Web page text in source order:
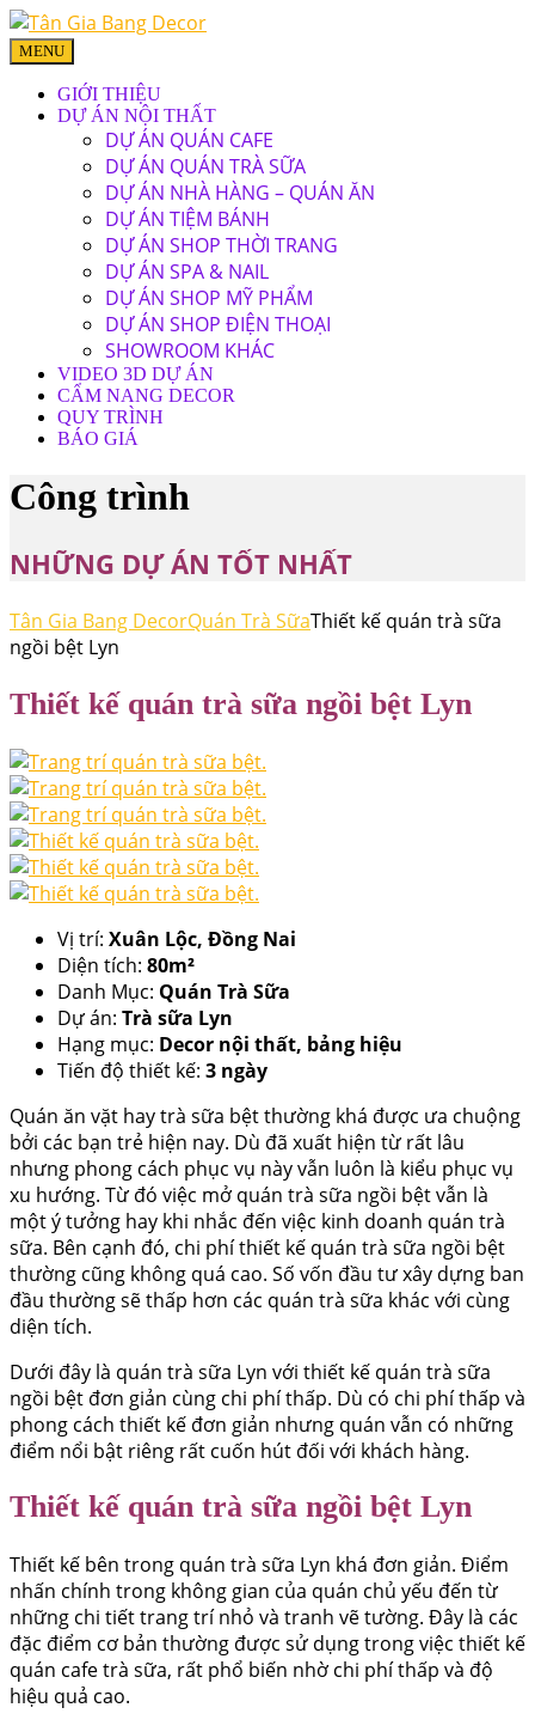
MENU
GIỚI THIỆU
DỰ ÁN NỘI THẤT
DỰ ÁN QUÁN CAFE
DỰ ÁN QUÁN TRÀ SỮA
DỰ ÁN NHÀ HÀNG – QUÁN ĂN
DỰ ÁN TIỆM BÁNH
DỰ ÁN SHOP THỜI TRANG
DỰ ÁN SPA & NAIL
DỰ ÁN SHOP MỸ PHẨM
DỰ ÁN SHOP ĐIỆN THOẠI
SHOWROOM KHÁC
VIDEO 3D DỰ ÁN
CẨM NANG DECOR
QUY TRÌNH
BÁO GIÁ
Công trình
NHỮNG DỰ ÁN TỐT NHẤT
Tân Gia Bang DecorQuán Trà SữaThiết kế quán trà sữa
ngồi bệt Lyn
Thiết kế quán trà sữa ngồi bệt Lyn
Vị trí: Xuân Lộc, Đồng Nai
Diện tích: 80m²
Danh Mục: Quán Trà Sữa
Dự án: Trà sữa Lyn
Hạng mục: Decor nội thất, bảng hiệu
Tiến độ thiết kế: 3 ngày
Quán ăn vặt hay trà sữa bệt thường khá được ưa chuộng
bởi các bạn trẻ hiện nay. Dù đã xuất hiện từ rất lâu
nhưng phong cách phục vụ này vẫn luôn là kiểu phục vụ
xu hướng. Từ đó việc mở quán trà sữa ngồi bệt vẫn là
một ý tưởng hay khi nhắc đến việc kinh doanh quán trà
sữa. Bên cạnh đó, chi phí thiết kế quán trà sữa ngồi bệt
thường cũng không quá cao. Số vốn đầu tư xây dựng ban
đầu thường sẽ thấp hơn các quán trà sữa khác với cùng
diện tích.
Dưới đây là quán trà sữa Lyn với thiết kế quán trà sữa
ngồi bệt đơn giản cùng chi phí thấp. Dù có chi phí thấp và
phong cách thiết kế đơn giản nhưng quán vẫn có những
điểm nổi bật riêng rất cuốn hút đối với khách hàng.
Thiết kế quán trà sữa ngồi bệt Lyn
Thiết kế bên trong quán trà sữa Lyn khá đơn giản. Điểm
nhấn chính trong không gian của quán chủ yếu đến từ
những chi tiết trang trí nhỏ và tranh vẽ tường. Đây là các
đặc điểm cơ bản thường được sử dụng trong việc thiết kế
quán cafe trà sữa, rất phổ biến nhờ chi phí thấp và độ
hiệu quả cao.